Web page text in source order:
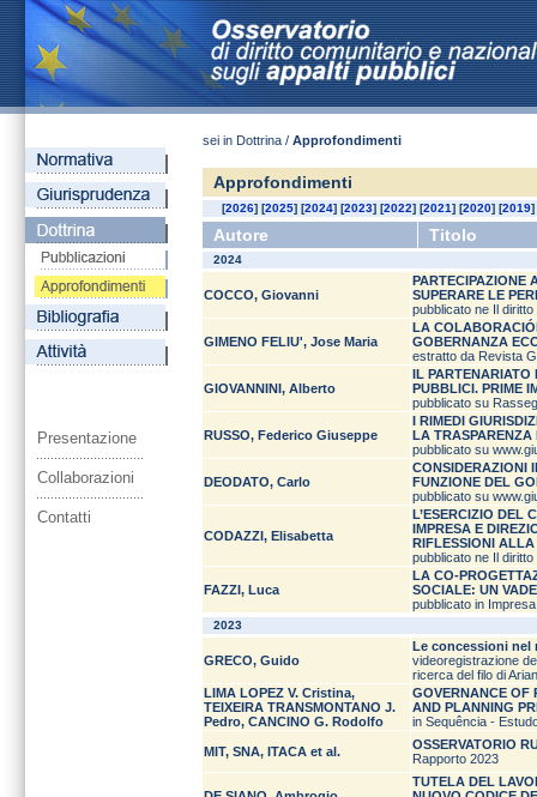
Presentazione
Collaborazioni
Contatti
sei in Dottrina / Approfondimenti
Approfondimenti
[2026] [2025] [2024] [2023] [2022] [2021] [2020] [2019]
Autore Titolo
2024
COCCO, Giovanni
PARTECIPAZIONE
SUPERARE LE
pubblicato ne Il
GIMENO FELIU', Jose Maria
LA
GOBERNANZA
estratto da Revista
GIOVANNINI, Alberto
IL PARTENARIATO
PUBBLICI. PRIME
pubblicato su
RUSSO, Federico Giuseppe
I RIMEDI
LA
pubblicato su
DEODATO, Carlo
CONSIDERAZIONI
FUNZIONE DEL
pubblicato su
CODAZZI, Elisabetta
L’ESERCIZIO DEL
IMPRESA E
RIFLESSIONI
pubblicato ne Il
FAZZI, Luca
LA CO-
SOCIALE: UN
pubblicato in
2023
GRECO, Guido
Le concessioni
videoregistrazione
ricerca del filo di
LIMA LOPEZ V. Cristina,
TEIXEIRA TRANSMONTANO J.
Pedro, CANCINO G. Rodolfo
GOVERNANCE OF
AND PLANNING
in Sequência -
MIT, SNA, ITACA et al.
OSSERVATORIO
Rapporto 2023
TUTELA DEL